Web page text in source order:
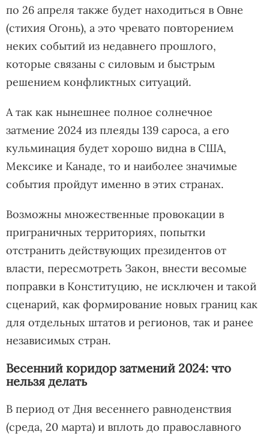
по 26 апреля также будет находиться в Овне
(стихия Огонь), а это чревато повторением
неких событий из недавнего прошлого,
которые связаны с силовым и быстрым
решением конфликтных ситуаций.
А так как нынешнее полное солнечное
затмение 2024 из плеяды 139 сароса, а его
кульминация будет хорошо видна в США,
Мексике и Канаде, то и наиболее значимые
события пройдут именно в этих странах.
Возможны множественные провокации в
приграничных территориях, попытки
отстранить действующих президентов от
власти, пересмотреть Закон, внести весомые
поправки в Конституцию, не исключен и такой
сценарий, как формирование новых границ как
для отдельных штатов и регионов, так и ранее
независимых стран.
Весенний коридор затмений 2024: что
нельзя делать
В период от Дня весеннего равноденствия
(среда, 20 марта) и вплоть до православного